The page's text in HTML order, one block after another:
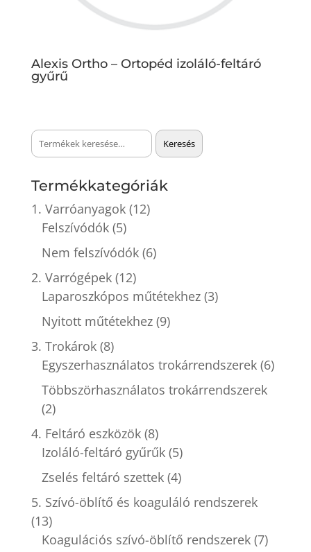
Alexis Ortho – Ortopéd izoláló-feltáró
gyűrű
Keresés
a
következőre:
Keresés
Termékkategóriák
1. Varróanyagok (12)
Felszívódók (5)
Nem felszívódók (6)
2. Varrógépek (12)
Laparoszkópos műtétekhez (3)
Nyitott műtétekhez (9)
3. Trokárok (8)
Egyszerhasználatos trokárrendszerek (6)
Többszörhasználatos trokárrendszerek
(2)
4. Feltáró eszközök (8)
Izoláló-feltáró gyűrűk (5)
Zselés feltáró szettek (4)
5. Szívó-öblítő és koaguláló rendszerek
(13)
Koagulációs szívó-öblítő rendszerek (7)